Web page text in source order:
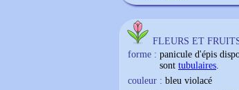
FLEURS ET
forme : panicule d'épis
sont tubulaires.
couleur : bleu violacé